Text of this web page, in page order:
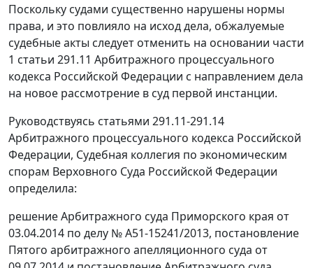
Поскольку судами существенно нарушены нормы
права, и это повлияло на исход дела, обжалуемые
судебные акты следует отменить на основании части
1 статьи 291.11 Арбитражного процессуального
кодекса Российской Федерации с направлением дела
на новое рассмотрение в суд первой инстанции.
Руководствуясь статьями 291.11-291.14
Арбитражного процессуального кодекса Российской
Федерации, Судебная коллегия по экономическим
спорам Верховного Суда Российской Федерации
определила:
решение Арбитражного суда Приморского края от
03.04.2014 по делу № А51-15241/2013, постановление
Пятого арбитражного апелляционного суда от